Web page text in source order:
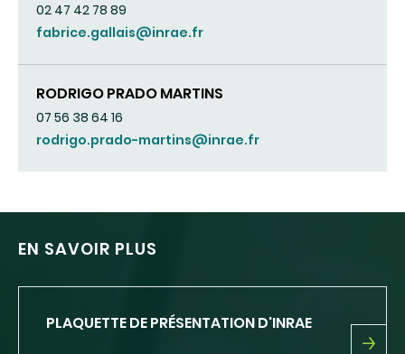
02 47 42 78 89
fabrice.gallais@inrae.fr
RODRIGO PRADO MARTINS
07 56 38 64 16
rodrigo.prado-martins@inrae.fr
EN SAVOIR PLUS
PLAQUETTE DE PRÉSENTATION D'INRAE